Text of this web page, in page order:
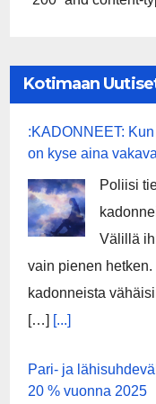
Kotimaan
:KADONNEET:
on kyse aina
Poliisi
Välillä
vain pienen
kadonneista
[…] [...]
Pari- ja
20 % vuonna 2025